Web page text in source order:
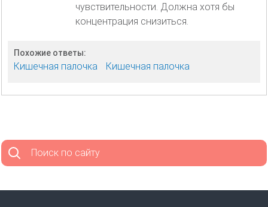
чувствительности. Должна хотя бы
концентрация снизиться.
Похожие ответы:
Кишечная палочка Кишечная палочка
Поиск по сайту